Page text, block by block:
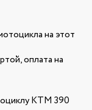
на этот
оплата на
KTM 390